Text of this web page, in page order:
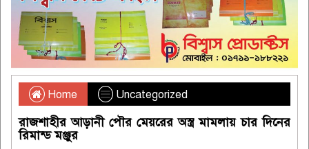
Home Uncategorized
রাজশাহীর আড়ানী পৌর মেয়রের অস্ত্র মামলায় চার দিনের
রিমান্ড মঞ্জুর